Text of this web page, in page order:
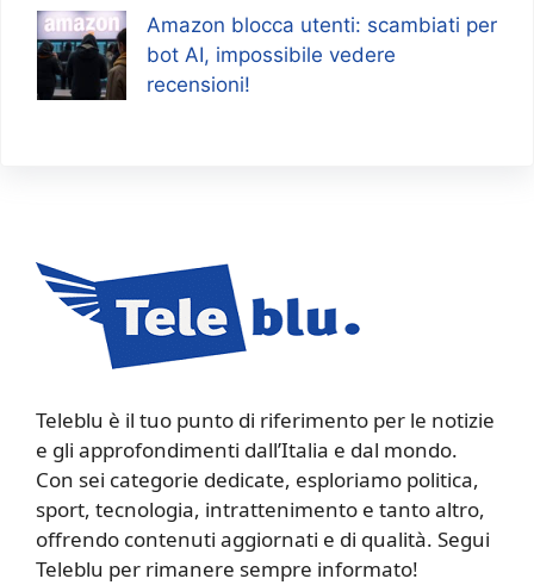
Amazon blocca utenti: scambiati per
bot AI, impossibile vedere
recensioni!
Teleblu è il tuo punto di riferimento per le notizie
e gli approfondimenti dall’Italia e dal mondo.
Con sei categorie dedicate, esploriamo politica,
sport, tecnologia, intrattenimento e tanto altro,
offrendo contenuti aggiornati e di qualità. Segui
Teleblu per rimanere sempre informato!